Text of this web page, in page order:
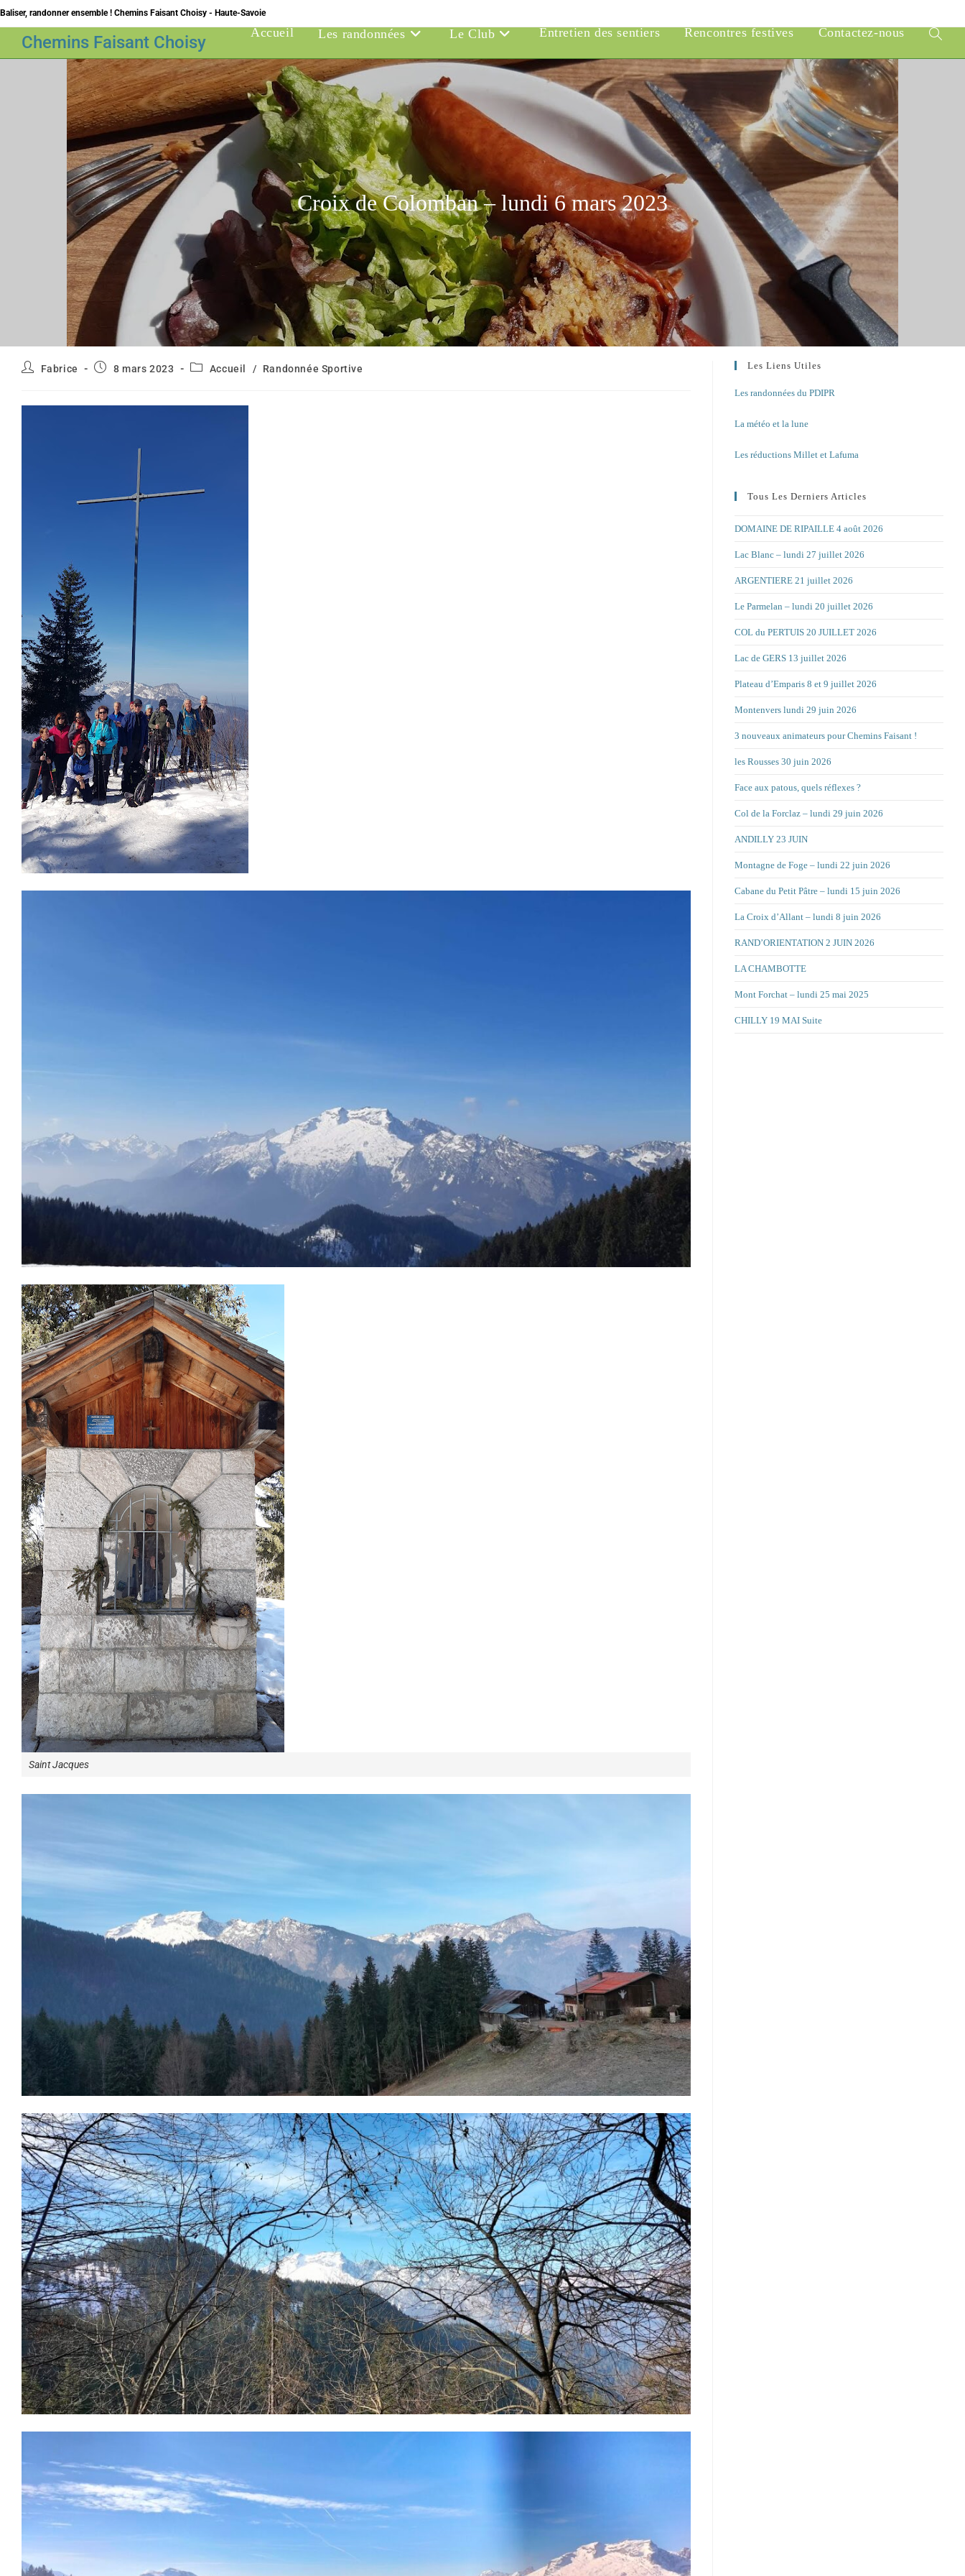
Skip
to
content
Baliser, randonner ensemble ! Chemins Faisant Choisy - Haute-Savoie
Chemins Faisant Choisy Accueil Les randonnées Le Club Entretien des sentiers Rencontres festives Contactez-nous
Toggle
website
Croix de Colomban – lundi 6 mars 2023
Auteur/autrice
publication :
Fabrice
Publication
8 mars 2023
PostAccueil / Randonnée Sportive
Saint Jacques
Les Liens Utiles
Les randonnées du PDIPR
La météo et la lune
Les réductions Millet et Lafuma
Tous Les Derniers Articles
DOMAINE DE RIPAILLE 4 août 2026
Lac Blanc – lundi 27 juillet 2026
ARGENTIERE 21 juillet 2026
Le Parmelan – lundi 20 juillet 2026
COL du PERTUIS 20 JUILLET 2026
Lac de GERS 13 juillet 2026
Plateau d’Emparis 8 et 9 juillet 2026
Montenvers lundi 29 juin 2026
3 nouveaux animateurs pour Chemins Faisant !
les Rousses 30 juin 2026
Face aux patous, quels réflexes ?
Col de la Forclaz – lundi 29 juin 2026
ANDILLY 23 JUIN
Montagne de Foge – lundi 22 juin 2026
Cabane du Petit Pâtre – lundi 15 juin 2026
La Croix d’Allant – lundi 8 juin 2026
RAND’ORIENTATION 2 JUIN 2026
LA CHAMBOTTE
Mont Forchat – lundi 25 mai 2025
CHILLY 19 MAI Suite